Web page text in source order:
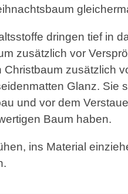
dringen tief in
zusätzlich vor
Christbaum zusätzlich
Glanz. Sie
und vor dem
Baum haben.
ins Material